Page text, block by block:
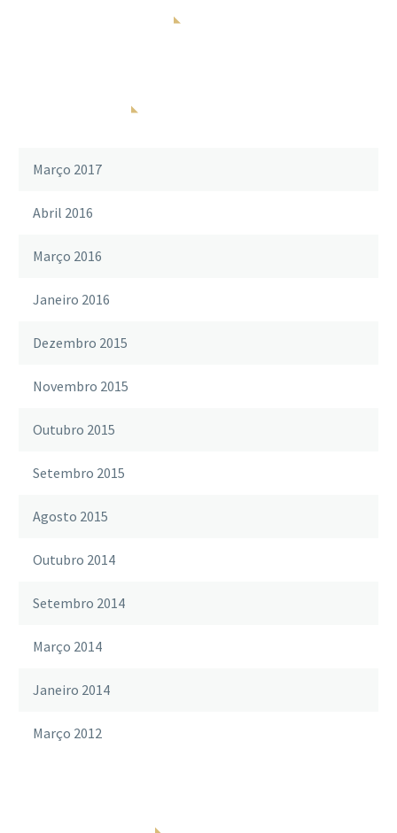
Março 2017
Abril 2016
Março 2016
Janeiro 2016
Dezembro 2015
Novembro 2015
Outubro 2015
Setembro 2015
Agosto 2015
Outubro 2014
Setembro 2014
Março 2014
Janeiro 2014
Março 2012